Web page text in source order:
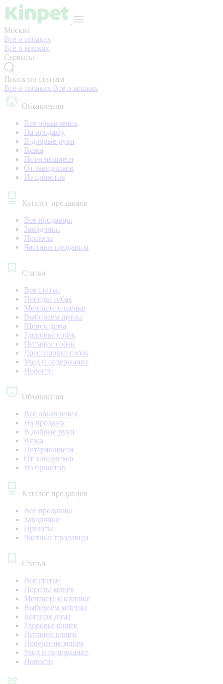
Москва
Всё о собаках
Всё о кошках
Сервисы
Поиск по статьям
Всё о собаках Всё о кошках
Объявления
Все объявления
На продажу
В добрые руки
Вязка
Потерявшиеся
От заводчиков
Из приютов
Каталог продавцов
Все продавцы
Заводчики
Приюты
Частные продавцы
Статьи
Все статьи
Породы собак
Мечтаете о щенке
Выбираем щенка
Щенок дома
Здоровье собак
Питание собак
Дрессировка собак
Уход и содержание
Новости
Объявления
Все объявления
На продажу
В добрые руки
Вязка
Потерявшиеся
От заводчиков
Из приютов
Каталог продавцов
Все продавцы
Заводчики
Приюты
Частные продавцы
Статьи
Все статьи
Породы кошек
Мечтаете о котенке
Выбираем котенка
Котенок дома
Здоровье кошек
Питание кошек
Поведение кошек
Уход и содержание
Новости